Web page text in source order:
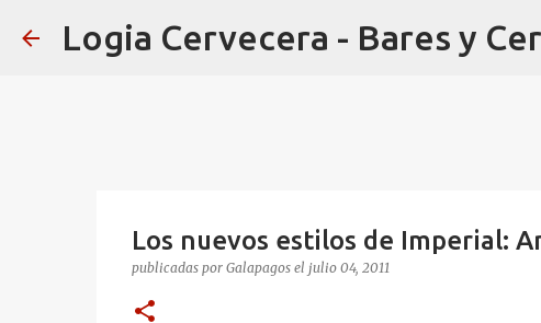
Logia Cervecera - Bares y
Los nuevos estilos de Imperial:
publicadas por Galapagos el julio 04, 2011